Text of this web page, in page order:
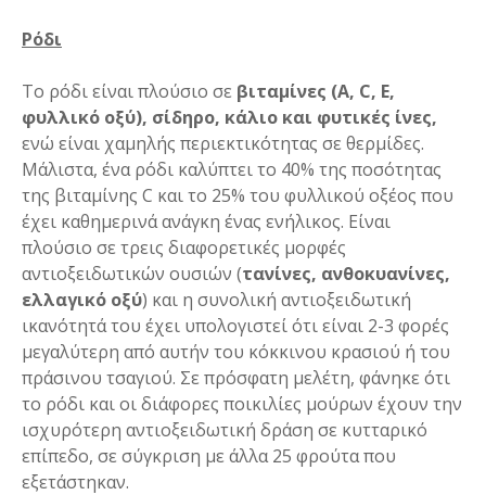
Ρόδι
Το ρόδι είναι πλούσιο σε βιταμίνες (Α, C, Ε,
φυλλικό οξύ), σίδηρο, κάλιο και φυτικές ίνες,
ενώ είναι χαμηλής περιεκτικότητας σε θερμίδες.
Μάλιστα, ένα ρόδι καλύπτει το 40% της ποσότητας
της βιταμίνης C και το 25% του φυλλικού οξέος που
έχει καθημερινά ανάγκη ένας ενήλικος. ­Είναι
πλούσιο σε τρεις διαφορετικές μορφές
αντιοξειδωτικών ουσιών (τανίνες, ανθοκυανίνες,
ελλαγικό οξύ) και η συνολική αντιοξειδωτική
ικανότητά του έχει υπολογιστεί ότι είναι 2-3 φορές
μεγαλύτερη από αυτήν του κόκκινου κρασιού ή του
πράσινου τσαγιού. Σε πρόσφατη μελέτη, φάνηκε ότι
το ρόδι και οι διάφορες ποι­κιλίες μούρων έχουν την
ισχυρότερη αντιοξειδω­τική δράση σε κυτταρικό
επίπεδο, σε σύγκριση με άλλα 25 φρούτα που
εξετάστηκαν.